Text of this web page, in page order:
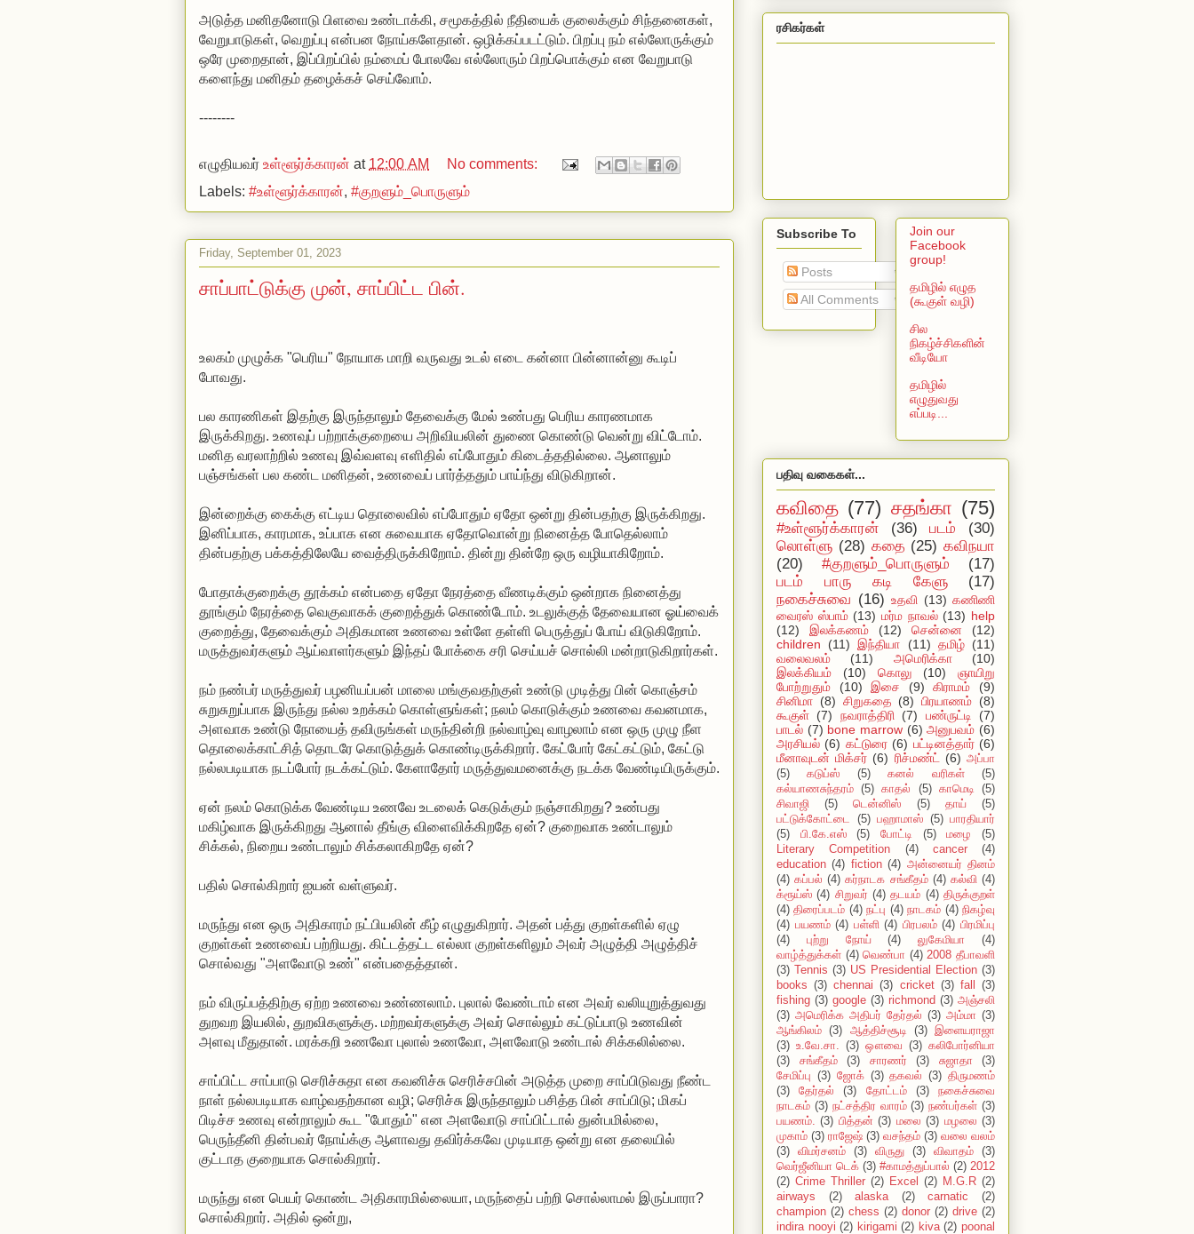
அடுத்த மனிதனோடு பிளவை உண்டாக்கி, சமூகத்தில் நீதியைக் குலைக்கும் சிந்தனைகள்,
வேறுபாடுகள், வெறுப்பு என்பன நோய்களேதான். ஒழிக்கப்படட்டும். பிறப்பு நம் எல்லோருக்கும்
ஒரே முறைதான், இப்பிறப்பில் நம்மைப் போலவே எல்லோரும் பிறப்பொக்கும் என வேறுபாடு
களைந்து மனிதம் தழைக்கச் செய்வோம்.
--------
எழுதியவர் உள்ளூர்க்காரன் at 12:00 AM
No comments:
Labels: #உள்ளூர்க்காரன், #குறளும்_பொருளும்
Friday, September 01, 2023
சாப்பாட்டுக்கு முன், சாப்பிட்ட பின்.
உலகம் முழுக்க "பெரிய" நோயாக மாறி வருவது உடல் எடை கன்னா பின்னான்னு கூடிப்
போவது.
பல காரணிகள் இதற்கு இருந்தாலும் தேவைக்கு மேல் உண்பது பெரிய காரணமாக
இருக்கிறது. உணவுப் பற்றாக்குறையை அறிவியலின் துணை கொண்டு வென்று விட்டோம்.
மனித வரலாற்றில் உணவு இவ்வளவு எளிதில் எப்போதும் கிடைத்ததில்லை. ஆனாலும்
பஞ்சங்கள் பல கண்ட மனிதன், உணவைப் பார்த்ததும் பாய்ந்து விடுகிறான்.
இன்றைக்கு கைக்கு எட்டிய தொலைவில் எப்போதும் ஏதோ ஒன்று தின்பதற்கு இருக்கிறது.
இனிப்பாக, காரமாக, உப்பாக என சுவையாக ஏதோவொன்று நினைத்த போதெல்லாம்
தின்பதற்கு பக்கத்திலேயே வைத்திருக்கிறோம். தின்று தின்றே ஒரு வழியாகிறோம்.
போதாக்குறைக்கு தூக்கம் என்பதை ஏதோ நேரத்தை வீணடிக்கும் ஒன்றாக நினைத்து
தூங்கும் நேரத்தை வெகுவாகக் குறைத்துக் கொண்டோம். உடலுக்குத் தேவையான ஓய்வைக்
குறைத்து, தேவைக்கும் அதிகமான உணவை உள்ளே தள்ளி பெருத்துப் போய் விடுகிறோம்.
மருத்துவர்களும் ஆய்வாளர்களும் இந்தப் போக்கை சரி செய்யச் சொல்லி மன்றாடுகிறார்கள்.
நம் நண்பர் மருத்துவர் பழனியப்பன் மாலை மங்குவதற்குள் உண்டு முடித்து பின் கொஞ்சம்
சுறுசுறுப்பாக இருந்து நல்ல உறக்கம் கொள்ளுங்கள்; நலம் கொடுக்கும் உணவை கவனமாக,
அளவாக உண்டு நோயைத் தவிருங்கள் மருந்தின்றி நல்வாழ்வு வாழலாம் என ஒரு முழு நீள
தொலைக்காட்சித் தொடரே கொடுத்துக் கொண்டிருக்கிறார். கேட்போர் கேட்கட்டும், கேட்டு
நல்லபடியாக நடப்போர் நடக்கட்டும். கேளாதோர் மருத்துவமனைக்கு நடக்க வேண்டியிருக்கும்.
ஏன் நலம் கொடுக்க வேண்டிய உணவே உடலைக் கெடுக்கும் நஞ்சாகிறது? உண்பது
மகிழ்வாக இருக்கிறது ஆனால் தீங்கு விளைவிக்கிறதே ஏன்? குறைவாக உண்டாலும்
சிக்கல், நிறைய உண்டாலும் சிக்கலாகிறதே ஏன்?
பதில் சொல்கிறார் ஐயன் வள்ளுவர்.
மருந்து என ஒரு அதிகாரம் நட்பியலின் கீழ் எழுதுகிறார். அதன் பத்து குறள்களில் ஏழு
குறள்கள் உணவைப் பற்றியது. கிட்டத்தட்ட எல்லா குறள்களிலும் அவர் அழுத்தி அழுத்திச்
சொல்வது "அளவோடு உண்" என்பதைத்தான்.
நம் விருப்பத்திற்கு ஏற்ற உணவை உண்ணலாம். புலால் வேண்டாம் என அவர் வலியுறுத்துவது
துறவற இயலில், துறவிகளுக்கு. மற்றவர்களுக்கு அவர் சொல்லும் கட்டுப்பாடு உணவின்
அளவு மீதுதான். மரக்கறி உணவோ புலால் உணவோ, அளவோடு உண்டால் சிக்கலில்லை.
சாப்பிட்ட சாப்பாடு செரிச்சுதா என கவனிச்சு செரிச்சபின் அடுத்த முறை சாப்பிடுவது நீண்ட
நாள் நல்லபடியாக வாழ்வதற்கான வழி; செரிச்சு இருந்தாலும் பசித்த பின் சாப்பிடு; மிகப்
பிடிச்ச உணவு என்றாலும் கூட "போதும்" என அளவோடு சாப்பிட்டால் துன்பமில்லை,
பெருந்தீனி தின்பவர் நோய்க்கு ஆளாவது தவிர்க்கவே முடியாத ஒன்று என தலையில்
குட்டாத குறையாக சொல்கிறார்.
மருந்து என பெயர் கொண்ட அதிகாரமில்லையா, மருந்தைப் பற்றி சொல்லாமல் இருப்பாரா?
சொல்கிறார். அதில் ஒன்று,
ரசிகர்கள்
Subscribe To
Posts
All Comments
Join our
Facebook
group!
தமிழில் எழுத
(கூகுள் வழி)
சில
நிகழ்ச்சிகளின்
வீடியோ
தமிழில்
எழுதுவது
எப்படி...
பதிவு வகைகள்...
கவிதை (77) சதங்கா (75)
#உள்ளூர்க்காரன் (36) படம்
(30)
லொள்ளு (28) கதை (25) கவிநயா
(20)
#குறளும்_பொருளும்
(17)
படம் பாரு கடி கேளு
(17)
நகைச்சுவை (16) உதவி (13) கணிணி
வைரஸ் ஸ்பாம் (13) மர்ம நாவல் (13) help
(12)
இலக்கணம் (12) சென்னை
(12)
children
(11) இந்தியா (11) தமிழ் (11)
வலைவலம்
(11) அமெரிக்கா
(10)
இலக்கியம்
(10) கொலு (10)
ஞாயிறு
போற்றுதும்
(10) இசை (9) கிராமம்
(9)
சினிமா (8) சிறுகதை (8) பிரயாணம் (8)
கூகுள் (7) நவராத்திரி (7) பண்ருட்டி
(7)
பாடல் (7) bone marrow (6) அனுபவம் (6)
அரசியல் (6) கட்டுரை (6) பட்டினத்தார் (6)
மீனாவுடன் மிக்சர் (6) ரிச்மண்ட் (6) அப்பா
(5)
கடுப்ஸ் (5) கனல் வரிகள்
(5)
கல்யாணசுந்தரம் (5) காதல் (5) காமெடி
(5)
சிவாஜி
(5) டென்னிஸ் (5) தாய்
(5)
பட்டுக்கோட்டை
(5) பஹாமாஸ் (5) பாரதியார்
(5)
பி.கே.எஸ் (5) போட்டி (5) மழை
(5)
Literary Competition
(4) cancer
(4)
education (4) fiction (4) அன்னையர் தினம்
(4) கப்பல் (4) கர்நாடக சங்கீதம் (4) கல்வி (4)
க்ரூய்ஸ் (4) சிறுவர் (4) தடயம் (4) திருக்குறள்
(4) திரைப்படம் (4) நட்பு (4) நாடகம் (4) நிகழ்வு
(4) பயணம் (4) பள்ளி (4) பிரபலம் (4) பிரமிப்பு
(4)
புற்று நோய் (4) லுகேமியா
(4)
வாழ்த்துக்கள் (4) வெண்பா (4) 2008 தீபாவளி
(3) Tennis (3) US Presidential Election (3)
books (3) chennai (3) cricket (3) fall
(3)
fishing (3) google (3) richmond (3) அஞ்சலி
(3) அமெரிக்க அதிபர் தேர்தல் (3) அம்மா (3)
ஆங்கிலம் (3) ஆத்திச்சூடி (3) இளையராஜா
(3) உ.வே.சா. (3) ஔவை (3) கலிபோர்னியா
(3)
சங்கீதம் (3) சாரணர் (3) சுஜாதா
(3)
சேமிப்பு (3) ஜோக் (3) தகவல் (3) திருமணம்
(3)
தேர்தல் (3) தோட்டம் (3)
நகைச்சுவை
நாடகம் (3) நட்சத்திர வாரம் (3) நண்பர்கள் (3)
பயணம்.
(3) பித்தன் (3) மலை (3) மழலை (3)
முகாம் (3) ராஜேஷ் (3) வசந்தம் (3) வலை வலம்
(3)
விமர்சனம் (3) விருது (3) விவாதம்
(3)
வெர்ஜீனியா டெக் (3) #காமத்துப்பால் (2) 2012
(2) Crime Thriller (2) Excel (2) M.G.R (2)
airways
(2) alaska (2) carnatic
(2)
champion (2) chess (2) donor (2) drive (2)
indira nooyi (2) kirigami (2) kiva (2) poonal